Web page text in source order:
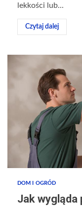
lekkości lub...
Czytaj dalej
DOM I OGRÓD
Jak